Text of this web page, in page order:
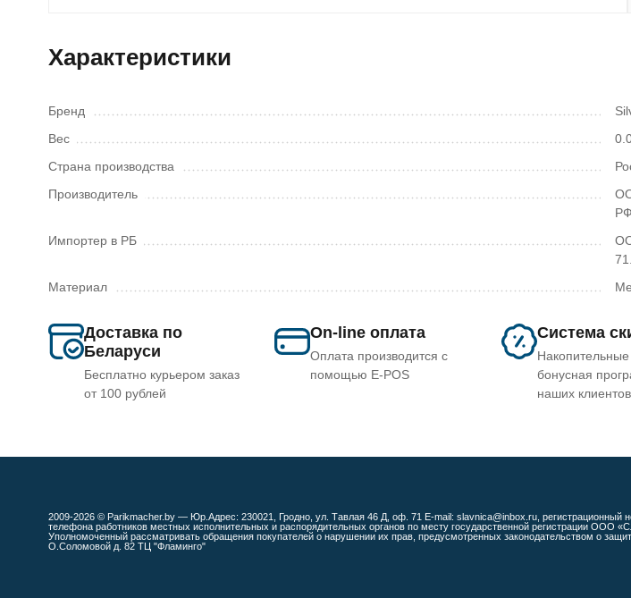
Характеристики
Бренд
Вес
Страна производства
Производитель
РФ
Импортер в РБ
Материал
Доставка по
Беларуси
Бесплатно курьером заказ
от 100 рублей
On-line оплата
Оплата производится с
помощью E-POS
Система
Накопительные
бонусная
наших клиентов
2009-2026 © Parikmacher.by — Юр.Адрес: 230021, Гродно, ул. Тавлая 46 Д, оф. 71 E-mail: slavnica@inbox.ru, регистрационный
телефона работников местных исполнительных и распорядительных органов по месту государственной регистрации ООО
Уполномоченный рассматривать обращения покупателей о нарушении их прав, предусмотренных законодательством о
О.Соломовой д. 82 ТЦ "Фламинго"